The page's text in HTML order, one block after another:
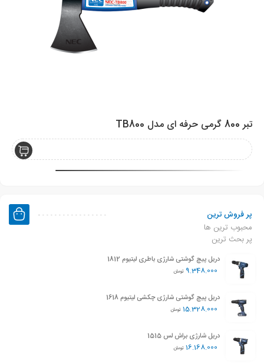
تبر 800 گرمی حرفه ای مدل TB800
پر فروش ترین
محبوب ترین ها
پر بحث ترین
دریل پیچ گوشتی شارژی باطری لیتیوم 1812
9.348.000 تومان
دریل پیچ گوشتی شارژی چکشی لیتیوم 1618
15.328.000 تومان
دریل شارژی براش لس 1515
16.168.000 تومان